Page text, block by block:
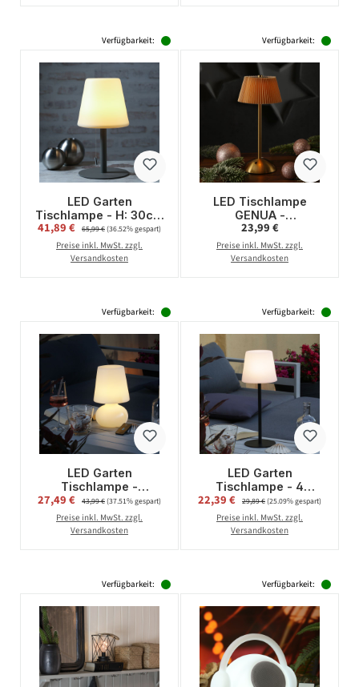
Verfügbarkeit:
LED Garten
Tischlampe - H: 30cm
- 2 Lichtstufen u. RGB
Farbwechsel -
wiederaufladbar -
Verkaufspreis:
41,89 € Regulärer Preis:
65,99 €(36.52% gespart)
Preise inkl. MwSt. zzgl.
Versandkosten
Verfügbarkeit:
LED Tischlampe
GENUA -
wiederaufladbar per
USB - 3 Lichtfarben -
dimmbar - H:30,5cm -
Regulärer Preis:
23,99 €
Preise inkl. MwSt. zzgl.
Versandkosten
Verfügbarkeit:
LED Garten
Tischlampe -
Schirmlampe -
wetterfest - dimmbar -
mit Fernbedienung -
Verkaufspreis:
27,49 € Regulärer Preis:
43,99 €(37.51% gespart)
Preise inkl. MwSt. zzgl.
Versandkosten
Verfügbarkeit:
LED Garten
Tischlampe - 4
Helligkeitsstufen - 2
Höhen - H: 40cm -
wiederaufladbar per
Verkaufspreis:
22,39 € Regulärer Preis:
29,89 €(25.09% gespart)
Preise inkl. MwSt. zzgl.
Versandkosten
Verfügbarkeit: Verfügbarkeit: